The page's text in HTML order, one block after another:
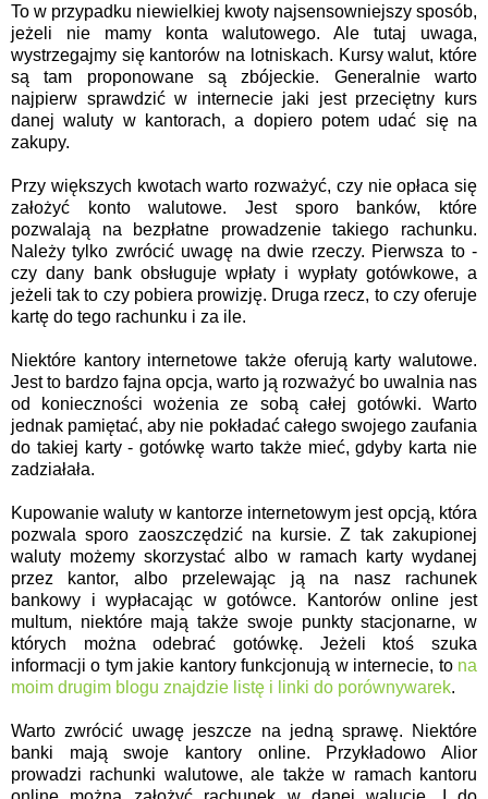
To w przypadku niewielkiej kwoty najsensowniejszy sposób,
jeżeli nie mamy konta walutowego. Ale tutaj uwaga,
wystrzegajmy się kantorów na lotniskach. Kursy walut, które
są tam proponowane są zbójeckie. Generalnie warto
najpierw sprawdzić w internecie jaki jest przeciętny kurs
danej waluty w kantorach, a dopiero potem udać się na
zakupy.
Przy większych kwotach warto rozważyć, czy nie opłaca się
założyć konto walutowe. Jest sporo banków, które
pozwalają na bezpłatne prowadzenie takiego rachunku.
Należy tylko zwrócić uwagę na dwie rzeczy. Pierwsza to -
czy dany bank obsługuje wpłaty i wypłaty gotówkowe, a
jeżeli tak to czy pobiera prowizję. Druga rzecz, to czy oferuje
kartę do tego rachunku i za ile.
Niektóre kantory internetowe także oferują karty walutowe.
Jest to bardzo fajna opcja, warto ją rozważyć bo uwalnia nas
od konieczności wożenia ze sobą całej gotówki. Warto
jednak pamiętać, aby nie pokładać całego swojego zaufania
do takiej karty - gotówkę warto także mieć, gdyby karta nie
zadziałała.
Kupowanie waluty w kantorze internetowym jest opcją, która
pozwala sporo zaoszczędzić na kursie. Z tak zakupionej
waluty możemy skorzystać albo w ramach karty wydanej
przez kantor, albo przelewając ją na nasz rachunek
bankowy i wypłacając w gotówce. Kantorów online jest
multum, niektóre mają także swoje punkty stacjonarne, w
których można odebrać gotówkę. Jeżeli ktoś szuka
informacji o tym jakie kantory funkcjonują w internecie, to na
moim drugim blogu znajdzie listę i linki do porównywarek.
Warto zwrócić uwagę jeszcze na jedną sprawę. Niektóre
banki mają swoje kantory online. Przykładowo Alior
prowadzi rachunki walutowe, ale także w ramach kantoru